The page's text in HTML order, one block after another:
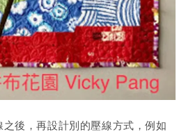
後，再設計別的壓線方式，例如